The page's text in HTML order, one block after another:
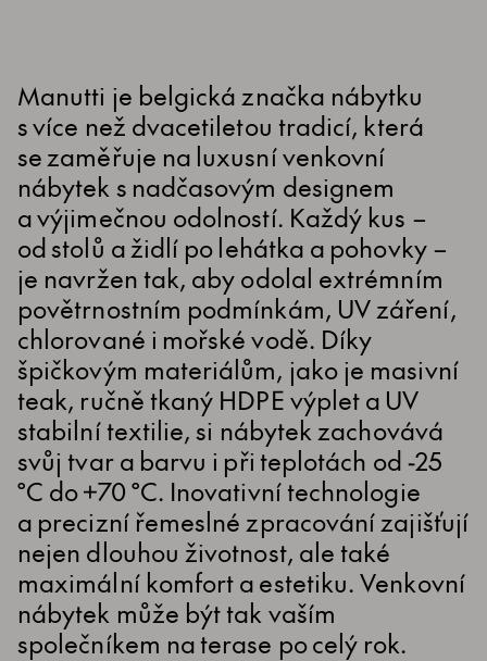
Manutti je belgická značka nábytku
s více než dvacetiletou tradicí, která
se zaměřuje na luxusní venkovní
nábytek s nadčasovým designem
a výjimečnou odolností. Každý kus –
od stolů a židlí po lehátka a pohovky –
je navržen tak, aby odolal extrémním
povětrnostním podmínkám, UV záření,
chlorované i mořské vodě. Díky
špičkovým materiálům, jako je masivní
teak, ručně tkaný HDPE výplet a UV
stabilní textilie, si nábytek zachovává
svůj tvar a barvu i při teplotách od -25
°C do +70 °C. Inovativní technologie
a precizní řemeslné zpracování zajišťují
nejen dlouhou životnost, ale také
maximální komfort a estetiku. Venkovní
nábytek může být tak vaším
společníkem na terase po celý rok.